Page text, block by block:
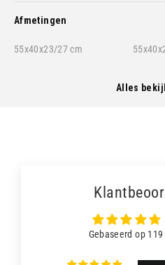
Afmetingen
55x40x23/27 cm
Alles
Gebaseerd op